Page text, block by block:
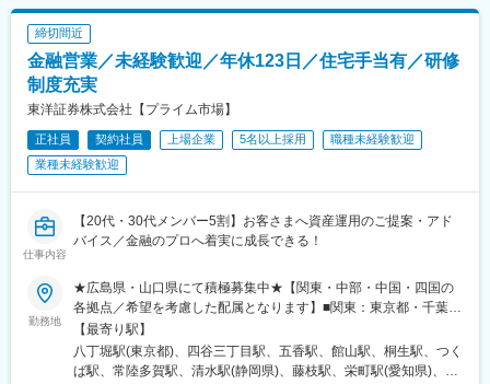
京都)、表参道駅、恵比寿駅、代々木八幡駅、原宿駅、参宮橋駅、
西早稲田駅、麹町駅、東新宿駅、新宿駅、二重橋前駅、秋葉原
駅、上野駅、鶯谷駅、京急蒲田駅、宝町駅(東京都)、月島駅、茅場
町駅、築地駅、三越前駅、新橋駅、中野新橋駅、下神明駅、新馬
場駅、反町駅、鶴見駅、六郷土手駅、高島町駅、桜木町駅、阪東
橋駅、上星川駅、二子新地駅、京急新子安駅、横須賀駅、新杉田
駅、東千葉駅、市川駅、千葉駅、県庁前駅(千葉県)、船橋駅、東海
神駅、北与野駅、加茂宮駅、谷町九丁目駅、大阪城公園駅、京橋
駅(大阪府)、四ツ橋駅、玉造駅、日本橋駅(大阪府)、なにわ橋駅、
(阪急・神戸高速)、元町駅(兵庫県)、西元町駅、三宮駅(神戸新交
通)、南公園駅、医療センター駅、三宮・花時計前駅、春日野道駅
日駅(福岡県)、薬院駅、新札幌駅、すすきの駅、西８丁目駅、西線
６条駅、あおば通駅、比治山橋駅、西川緑道公園駅、県庁通り
駅、岡山駅、弥生駅、東中央町駅、犬山遊園駅、南高崎駅、宇都
宮駅東口駅、清原地区市民センター前駅、牧志駅、中洲通駅、通
町筋駅、慶徳校前駅、幡ケ谷駅、板橋駅、銀座駅、日暮里駅、西
県)、丸の内駅(愛知県)、戸部駅、鶴見小野駅、三ツ沢下町駅、山
手駅、井土ケ谷駅、上永谷駅、和田町駅、鶴ケ峰駅、戸塚駅、赤
羽駅、峰駅、陸前落合駅、センター南駅、北四番丁駅、稲永駅、
岡本駅(栃木県)、笠寺駅、村井駅、茅野駅、本山駅(愛知県)、さが
み野駅、小俣駅(栃木県)、新前橋駅、群馬藤岡駅、本庄駅、垂井
駅、徳山駅、周防下郷駅、道ノ尾駅、大波止駅、喜々津駅、国母
駅、松江駅、伊賀屋駅、弥生が丘駅、宮崎駅、南鹿児島駅、さっ
ぽろ駅、青葉通一番町駅、千葉駅、虎ノ門駅、神奈川駅、市役所
前駅(長野県)、新静岡駅、第一通り駅、近鉄名古屋駅、金沢駅、中
神戸三宮駅(阪神)、姫路駅、岡山駅前駅、胡町駅、高松築港駅、天
神南駅、辛島町駅、南公園駅、湊川駅、小路駅、常盤駅(岡山県)、
(地下鉄)、六本木一丁目駅、ＪＲ難波駅、観月橋駅、海老江駅、中
之島駅、なにわ橋駅、甘木駅(甘木鉄道線)、住之江公園駅、上前津
駅、久屋大通駅、平沼橋駅、国道駅、蒔田駅、赤羽岩淵駅、セン
ター北駅、勾当台公園駅、本笠寺駅、自由ケ丘駅(愛知県)、出島
駅、北１２条駅、あおば通駅、新千葉駅、神谷町駅、新高島駅、
日吉町駅、新浜松駅、名鉄名古屋駅、梅田駅(地下鉄)、富山駅、京
締切間近
金融営業／未経験歓迎／年休123日／住宅手当有／研修
制度充実
東洋証券株式会社【プライム市場】
正社員 契約社員 上場企業 5名以上採用
職種未経験歓迎
業種未経験歓迎
仕事内容
【20代・30代メンバー5割】お客さまへ資産運用のご提案・アド
バイス／金融のプロへ着実に成長できる！
勤務地
★広島県・山口県にて積極募集中★【関東・中部・中国・四国の
各拠点／希望を考慮した配属となります】■関東：東京都・千葉
県・群馬県・茨城県■中部：静岡県・愛知県■中国：広島県・島根
県・山口県■四国：愛媛県・高知県★勤務地は、希望と適性を考慮
し決定します！※受動喫煙防止対策：主要事業所（東京）は敷地内
【最寄り駅】
八丁堀駅(東京都)、四谷三丁目駅、五香駅、館山駅、桐生駅、つく
ば駅、常陸多賀駅、清水駅(静岡県)、藤枝駅、栄町駅(愛知県)、今